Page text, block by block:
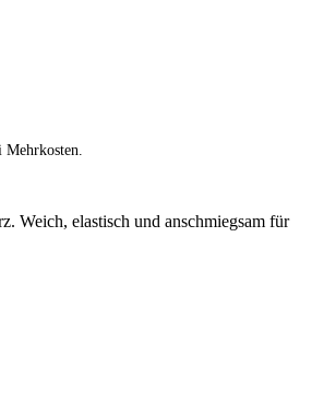
Weich, elastisch und anschmiegsam für